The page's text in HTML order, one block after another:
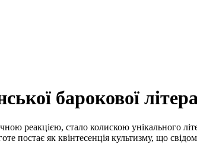
барокової
реакцією, стало колискою унікального
постає як квінтесенція культизму, що